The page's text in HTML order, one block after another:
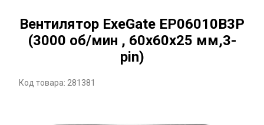
Вентилятор ExeGate EP06010B3P
(3000 об/мин , 60x60x25 мм,3-
pin)
Код товара: 281381